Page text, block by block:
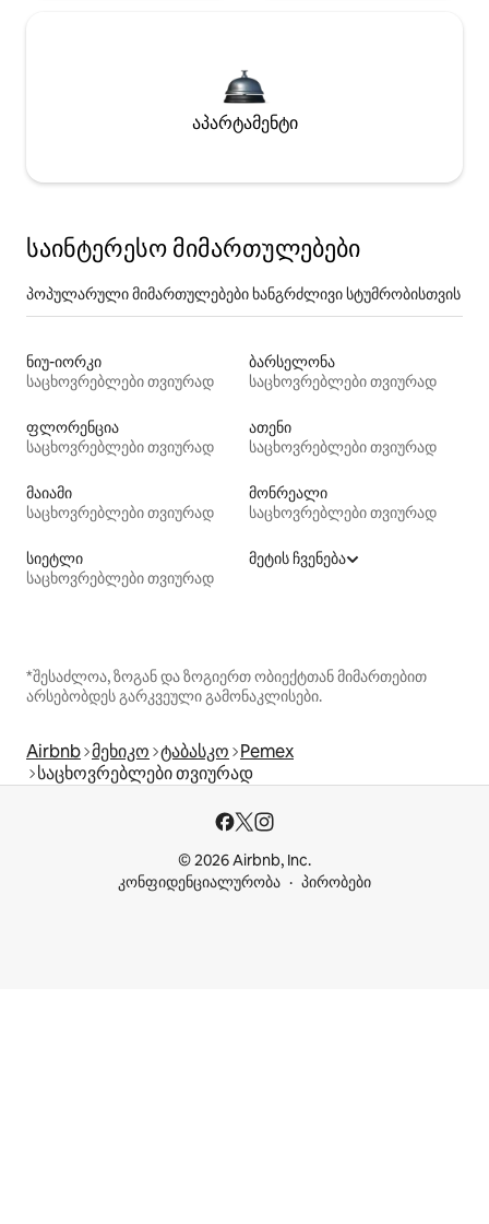
აპარტამენტი
საინტერესო მიმართულებები
პოპულარული მიმართულებები ხანგრძლივი სტუმრობისთვის
ნიუ-იორკი
საცხოვრებლები თვიურად
ბარსელონა
საცხოვრებლები თვიურად
ფლორენცია
საცხოვრებლები თვიურად
ათენი
საცხოვრებლები თვიურად
მაიამი
საცხოვრებლები თვიურად
მონრეალი
საცხოვრებლები თვიურად
სიეტლი
საცხოვრებლები თვიურად
მეტის ჩვენება
*შესაძლოა, ზოგან და ზოგიერთ ობიექტთან მიმართებით
არსებობდეს გარკვეული გამონაკლისები.
Airbnb მეხიკო ტაბასკო Pemex
საცხოვრებლები თვიურად
© 2026 Airbnb, Inc.
კონფიდენციალურობა
პირობები